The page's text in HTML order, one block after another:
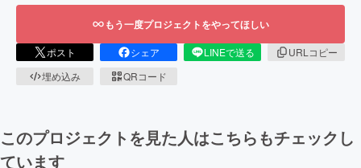
もう一度プロジェクトをやってほしい
ポスト シェア LINEで送る
URLコピー
埋め込み
QRコード
このプロジェクトを見た人はこちらもチェックし
ています